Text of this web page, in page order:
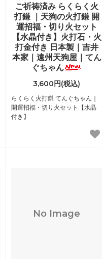
ご祈祷済み らくらく火
打鎌 ｜天狗の火打鎌 開
運招福・切り火セット
【水晶付き】火打石・火
打金付き 日本製｜吉井
本家｜遠州天狗屋｜てん
ぐちゃん
3,600円(税込)
らくらく火打鎌 てんぐちゃん｜
開運招福・切り火セット【水晶
付き】
No Image